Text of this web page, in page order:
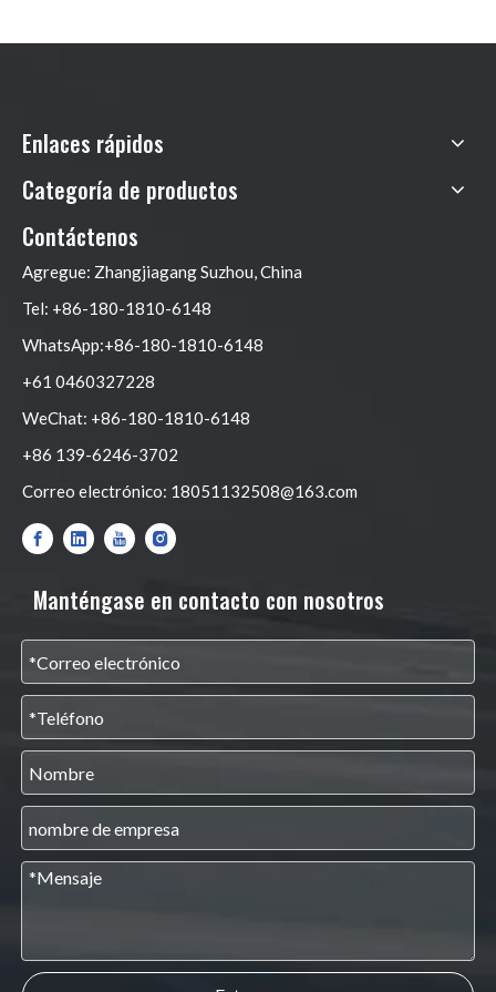
Enlaces rápidos
Categoría de productos
Contáctenos
Agregue: Zhangjiagang Suzhou, China
Tel: +86-180-1810-6148
WhatsApp:+86-180-1810-6148
+61 0460327228
WeChat: +86-180-1810-6148
+86 139-6246-3702
Correo electrónico: 18051132508@163.com
Manténgase en contacto con nosotros